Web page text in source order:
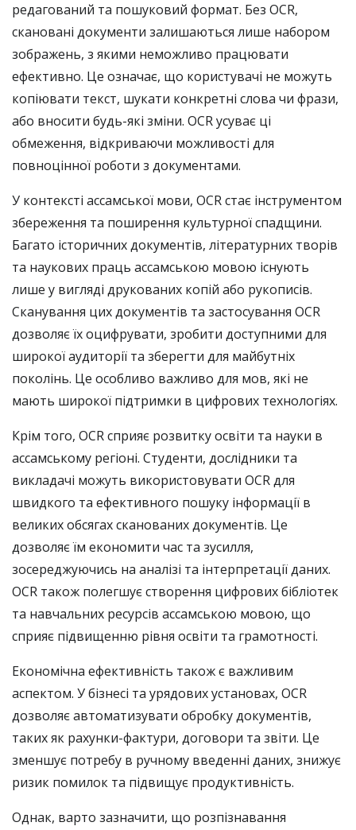
редагований та пошуковий формат. Без OCR,
скановані документи залишаються лише набором
зображень, з якими неможливо працювати
ефективно. Це означає, що користувачі не можуть
копіювати текст, шукати конкретні слова чи фрази,
або вносити будь-які зміни. OCR усуває ці
обмеження, відкриваючи можливості для
повноцінної роботи з документами.
У контексті ассамської мови, OCR стає інструментом
збереження та поширення культурної спадщини.
Багато історичних документів, літературних творів
та наукових праць ассамською мовою існують
лише у вигляді друкованих копій або рукописів.
Сканування цих документів та застосування OCR
дозволяє їх оцифрувати, зробити доступними для
широкої аудиторії та зберегти для майбутніх
поколінь. Це особливо важливо для мов, які не
мають широкої підтримки в цифрових технологіях.
Крім того, OCR сприяє розвитку освіти та науки в
ассамському регіоні. Студенти, дослідники та
викладачі можуть використовувати OCR для
швидкого та ефективного пошуку інформації в
великих обсягах сканованих документів. Це
дозволяє їм економити час та зусилля,
зосереджуючись на аналізі та інтерпретації даних.
OCR також полегшує створення цифрових бібліотек
та навчальних ресурсів ассамською мовою, що
сприяє підвищенню рівня освіти та грамотності.
Економічна ефективність також є важливим
аспектом. У бізнесі та урядових установах, OCR
дозволяє автоматизувати обробку документів,
таких як рахунки-фактури, договори та звіти. Це
зменшує потребу в ручному введенні даних, знижує
ризик помилок та підвищує продуктивність.
Однак, варто зазначити, що розпізнавання